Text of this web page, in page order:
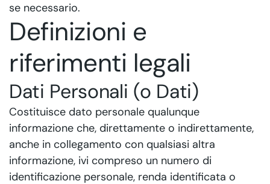
se necessario.
Definizioni e
riferimenti legali
Dati Personali (o Dati)
Costituisce dato personale qualunque
informazione che, direttamente o indirettamente,
anche in collegamento con qualsiasi altra
informazione, ivi compreso un numero di
identificazione personale, renda identificata o